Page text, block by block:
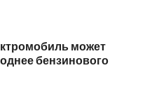
может
бензинового